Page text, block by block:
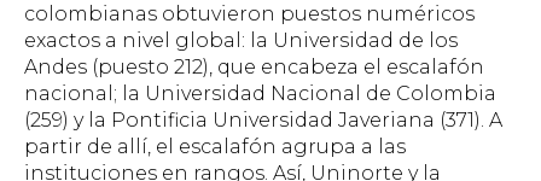
colombianas obtuvieron puestos numéricos
exactos a nivel global: la Universidad de los
Andes (puesto 212), que encabeza el escalafón
nacional; la Universidad Nacional de Colombia
(259) y la Pontificia Universidad Javeriana (371). A
partir de allí, el escalafón agrupa a las
instituciones en rangos. Así, Uninorte y la